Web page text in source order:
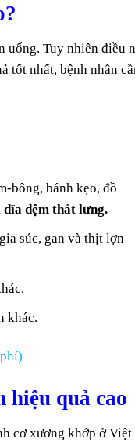
uống. Tuy nhiên điều
tốt nhất, bệnh nhân
bông, bánh kẹo, đồ
đệm thắt lưng.
súc, gan và thịt lợn
khác.
hiệu quả cao
cơ xương khớp ở Việt